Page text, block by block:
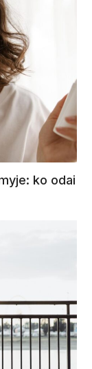
ko odai